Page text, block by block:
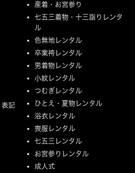
記
産着・お宮参り
七五三着物・十三詣りレンタ
ル
色無地レンタル
卒業袴レンタル
男着物レンタル
小紋レンタル
つむぎレンタル
ひとえ・夏物レンタル
浴衣レンタル
喪服レンタル
七五三レンタル
お宮参りレンタル
成人式